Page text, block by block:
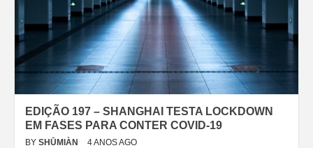
EDIÇÃO 197 – SHANGHAI TESTA LOCKDOWN
EM FASES PARA CONTER COVID-19
BY SHŪMIÀN 4 ANOS AGO